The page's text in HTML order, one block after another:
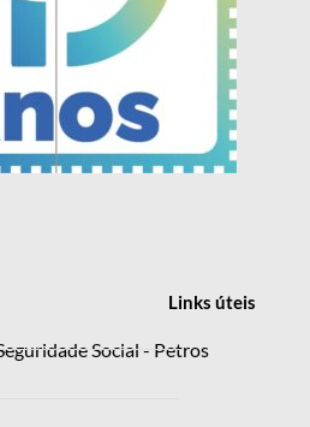
Linksúteis
Social - Petros